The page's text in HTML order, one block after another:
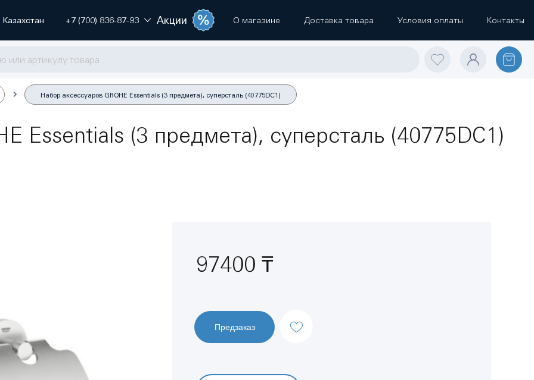
Казахстан +7 (700) 836-87-93 Акции О магазине Доставка товара Условия оплаты Контакты
Набор аксессуаров GROHE Essentials (3 предмета), суперсталь (40775DC1)
Essentials (3 предмета), суперсталь (40775DC1)
97400 ₸
Предзаказ